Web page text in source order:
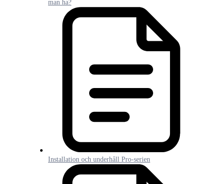
man ha?
Installation och underhåll Pro-serien